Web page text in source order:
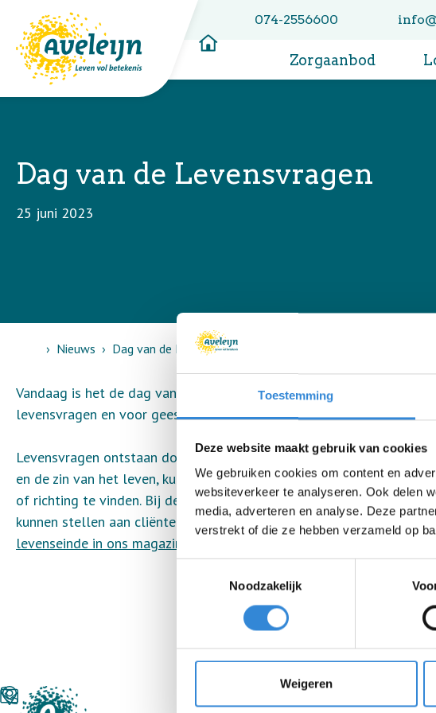
Toestemming
Deze website maakt gebruik van cookies
We gebruiken cookies om content en
websiteverkeer te analyseren. Ook delen
media, adverteren en analyse. Deze
verstrekt of die ze hebben verzameld op
Noodzakelijk
Weigeren
074-2556600
Zorgaanbod
Dag van de Levensvragen
25 juni 2023
HomeNieuws Dag van de Levensvragen
Vandaag is het de dag van de Levensvragen. Op deze dag wordt
levensvragen en voor geestelijke verzorging.
Levensvragen ontstaan door wat je meekrijgt en meemaakt in het
en de zin van het leven, kunnen gesprekken met een geestelijk
of richting te vinden. Bij de wet is bepaald dat Wlz instellingen
kunnen stellen aan cliënten. Wil je meer lezen hierover?Via deze
levenseinde in ons magazine de Spigul (p.18-19)